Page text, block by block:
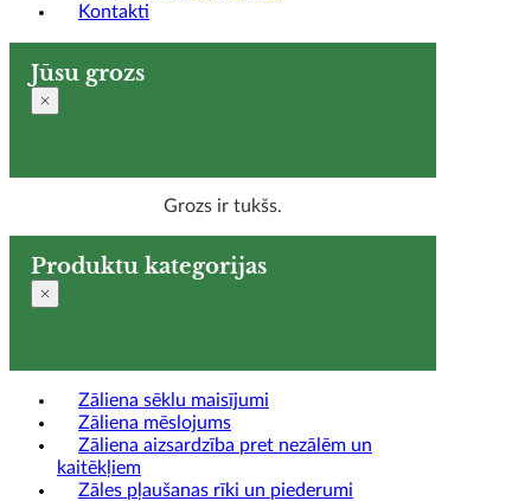
Kontakti
Jūsu grozs
Grozs ir tukšs.
Produktu kategorijas
Zāliena sēklu maisījumi
Zāliena mēslojums
Zāliena aizsardzība pret nezālēm un
kaitēkļiem
Zāles pļaušanas rīki un piederumi